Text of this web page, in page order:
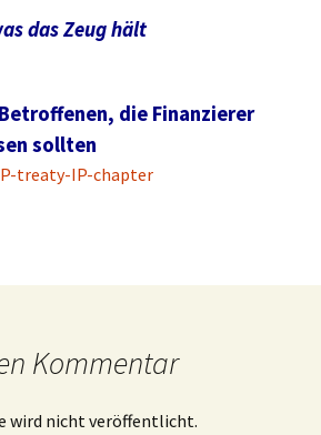
das Zeug hält
die Finanzierer
sollten
treaty-IP-chapter
Kommentar
wird nicht veröffentlicht.